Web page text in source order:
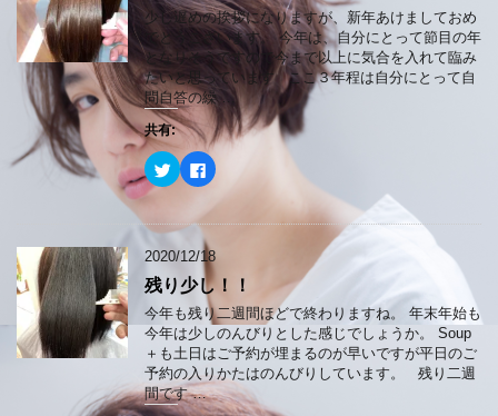
ウ
で
開
き
ま
す
)
t
e
共
有
(
新
し
い
ウ
ィ
ン
ド
き
す
有
す
る
に
は
ク
リ
ッ
ク
し
て
く
だ
さ
い
ウ
ン
ド
ウ
で
開
き
ま
す
少し遅めの挨拶になりますが、新年あけましておめ
でとうございます。 今年は、自分にとって節目の年
となりそうですので今まで以上に気合を入れて臨み
たいと思っています ここ３年程は自分にとって自
問自答の繰 …
共有:
ク
リ
て
w
t
t
e
r
で
共
有
(
新
し
F
a
e
o
k
共
有
す
る
に
は
ク
リ
ッ
ク
2020/12/18
残り少し！！
今年も残り二週間ほどで終わりますね。 年末年始も
今年は少しのんびりとした感じでしょうか。 Soup
＋も土日はご予約が埋まるのが早いですが平日のご
予約の入りかたはのんびりしています。 残り二週
間です …